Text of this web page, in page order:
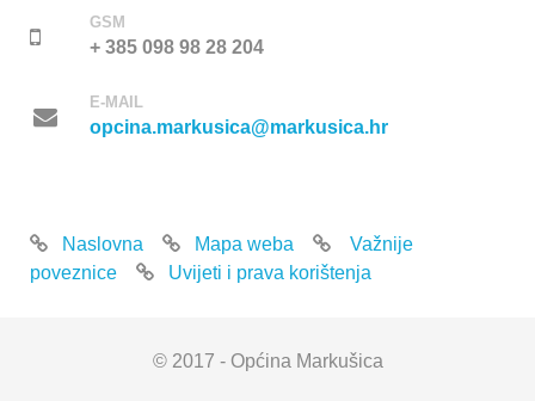
GSM
+ 385 098 98 28 204
E-MAIL
opcina.markusica@markusica.hr
Naslovna Mapa weba
Važnije
poveznice
Uvijeti i prava korištenja
© 2017 - Općina Markušica